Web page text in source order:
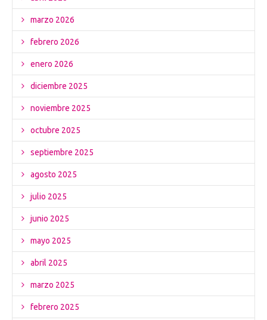
marzo 2026
febrero 2026
enero 2026
diciembre 2025
noviembre 2025
octubre 2025
septiembre 2025
agosto 2025
julio 2025
junio 2025
mayo 2025
abril 2025
marzo 2025
febrero 2025